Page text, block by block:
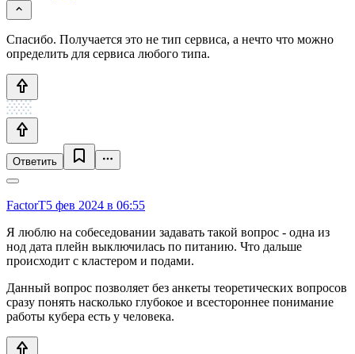
Спасибо. Получается это не тип сервиса, а нечто что можно
определить для сервиса любого типа.
Ответить
FactorT5 фев 2024 в 06:55
Я люблю на собеседовании задавать такой вопрос - одна из
нод дата плейн выключилась по питанию. Что дальше
происходит с кластером и подами.
Данный вопрос позволяет без анкеты теоретических вопросов
сразу понять насколько глубокое и всестороннее понимание
работы кубера есть у человека.